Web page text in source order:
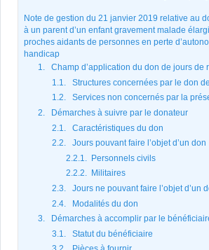
Note de gestion du 21 janvier 2019 relative au
à un parent d’un enfant gravement malade
proches aidants de personnes en perte
handicap
1. Champ d’application du don de jours de
1.1. Structures concernées par le don
1.2. Services non concernés par la
2. Démarches à suivre par le donateur
2.1. Caractéristiques du don
2.2. Jours pouvant faire l’objet d’un don
2.2.1. Personnels civils
2.2.2. Militaires
2.3. Jours ne pouvant faire l’objet d’un
2.4. Modalités du don
3. Démarches à accomplir par le
3.1. Statut du bénéficiaire